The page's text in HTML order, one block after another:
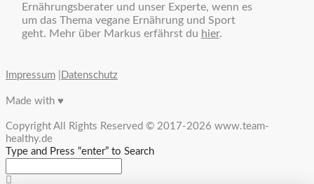
Ernährungsberater und unser Experte, wenn es
um das Thema vegane Ernährung und Sport
geht. Mehr über Markus erfährst du hier.
Impressum Datenschutz
Made with ♥
Copyright All Rights Reserved © 2017-2026 www.team-
healthy.de
Type and Press “enter” to Search